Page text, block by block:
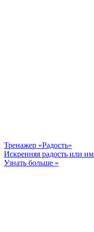
Тренажер «Радость»
Искренняя радость или
Узнать больше »